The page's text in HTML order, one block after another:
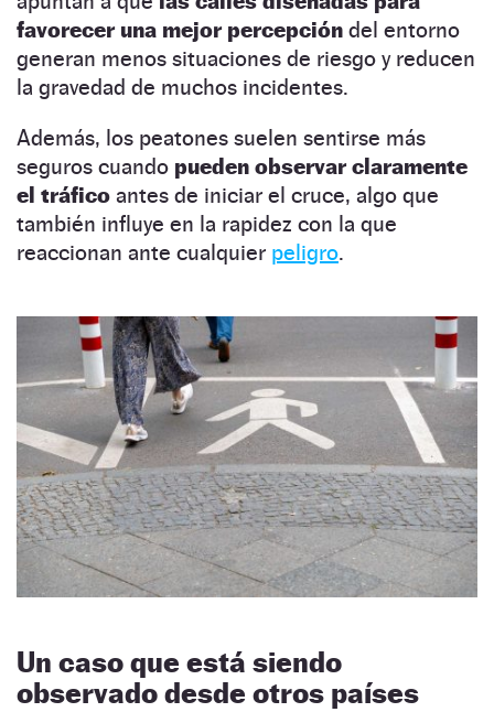
favorecer una mejor percepción del entorno
generan menos situaciones de riesgo y reducen
la gravedad de muchos incidentes.
Además, los peatones suelen sentirse más
seguros cuando pueden observar claramente
el tráfico antes de iniciar el cruce, algo que
también influye en la rapidez con la que
reaccionan ante cualquier peligro.
Un caso que está siendo
observado desde otros países